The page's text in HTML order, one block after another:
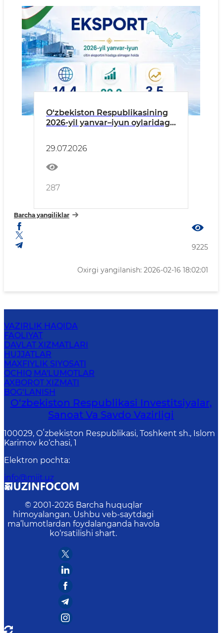
O‘zbekiston Respublikasining
2026-yil yanvar–iyun oylaridagi
hisobga olinmagan holda)
29.07.2026
287
Barcha yangiliklar
9225
Oxirgi yangilanish: 2026-02-16 18:02:01
VAZIRLIK HAQIDA
FAOLIYAT
DAVLAT XIZMATLARI
HUJJATLAR
MAXFIYLIK SIYOSATI
OCHIQ MA'LUMOTLAR
AXBOROT XIZMATI
BOG‘LANISH
O‘zbekiston Respublikasi Investitsiyalar,
Sanoat Va Savdo Vazirligi
100029, Oʻzbekiston Respublikasi, Toshkent sh., Islom
Karimov ko‘chasi, 1
Elektron pochta:
info@miit.uz
© 2001-2026 Barcha huquqlar
himoyalangan. Ushbu veb-saytdagi
ma’lumotlardan foydalanganda havola
ko‘rsatilishi shart.